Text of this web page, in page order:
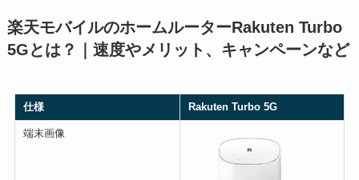
楽天モバイルのホームルーターRakuten Turbo
5Gとは？｜速度やメリット、キャンペーンなど
仕様 Rakuten Turbo 5G
端末画像